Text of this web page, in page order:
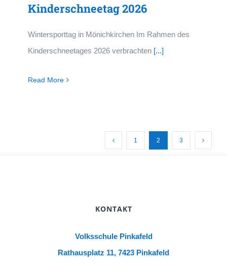
Kinderschneetag 2026
Wintersporttag in Mönichkirchen Im Rahmen des
Kinderschneetages 2026 verbrachten [...]
Read More
1 2 3
KONTAKT
Volksschule Pinkafeld
Rathausplatz 11, 7423 Pinkafeld